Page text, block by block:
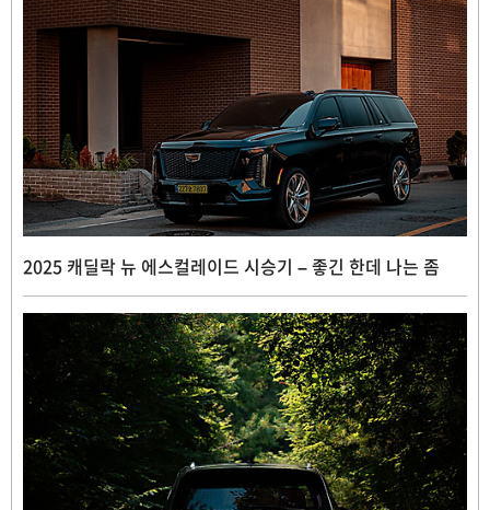
2025 캐딜락 뉴 에스컬레이드 시승기 – 좋긴 한데 나는 좀